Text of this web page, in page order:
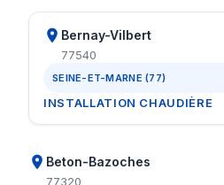
Bernay-Vilbert
77540
SEINE-ET-MARNE (77)
INSTALLATION CHAUDIÈRE
Beton-Bazoches
77320